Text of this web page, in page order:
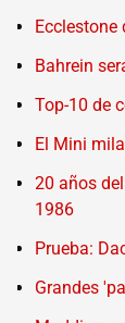
Ecclestone
Bahrein
Top-10 de
El Mini
20 años
1986
Prueba:
Grandes